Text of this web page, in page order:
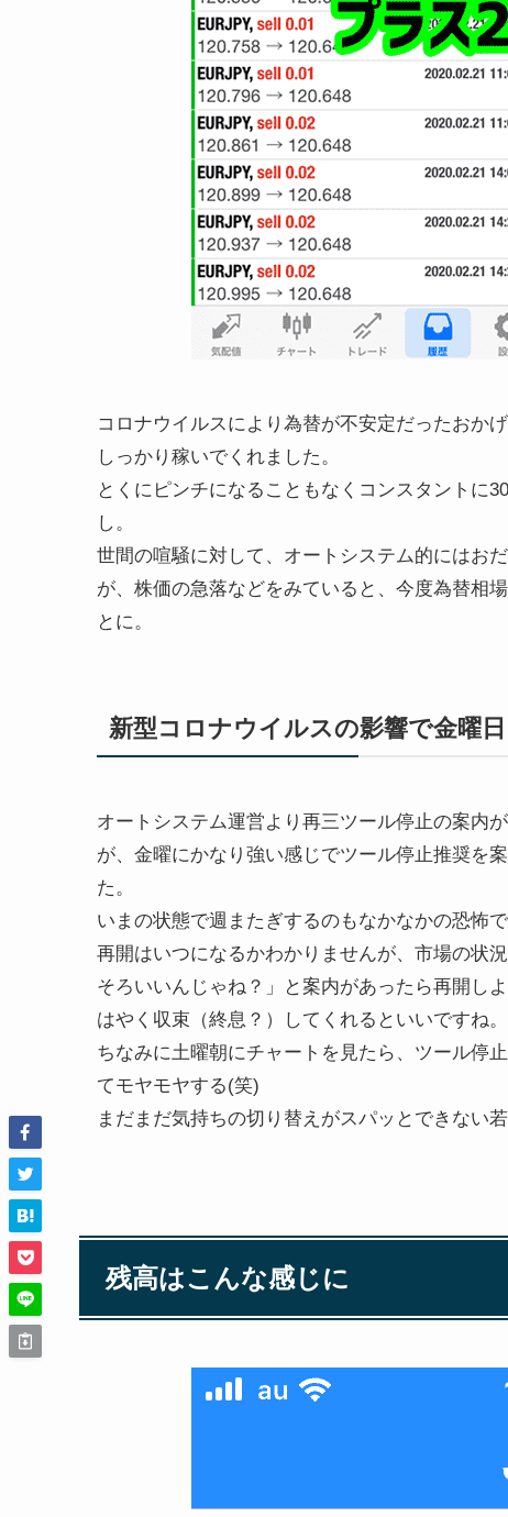
コロナウイルスにより為替が不安定だったおか
しっかり稼いでくれました。
とくにピンチになることもなくコンスタントに
し。
世間の喧騒に対して、オートシステム的にはお
が、株価の急落などをみていると、今度為替相
とに。
新型コロナウイルスの影響で金曜
オートシステム運営より再三ツール停止の案内
が、金曜にかなり強い感じでツール停止推奨を
た。
いまの状態で週またぎするのもなかなかの恐怖で
再開はいつになるかわかりませんが、市場の状
そろいいんじゃね？」と案内があったら再開しよ
はやく収束（終息？）してくれるといいですね。
ちなみに土曜朝にチャートを見たら、ツール停
てモヤモヤする(笑)
まだまだ気持ちの切り替えがスパッとできない若
残高はこんな感じに